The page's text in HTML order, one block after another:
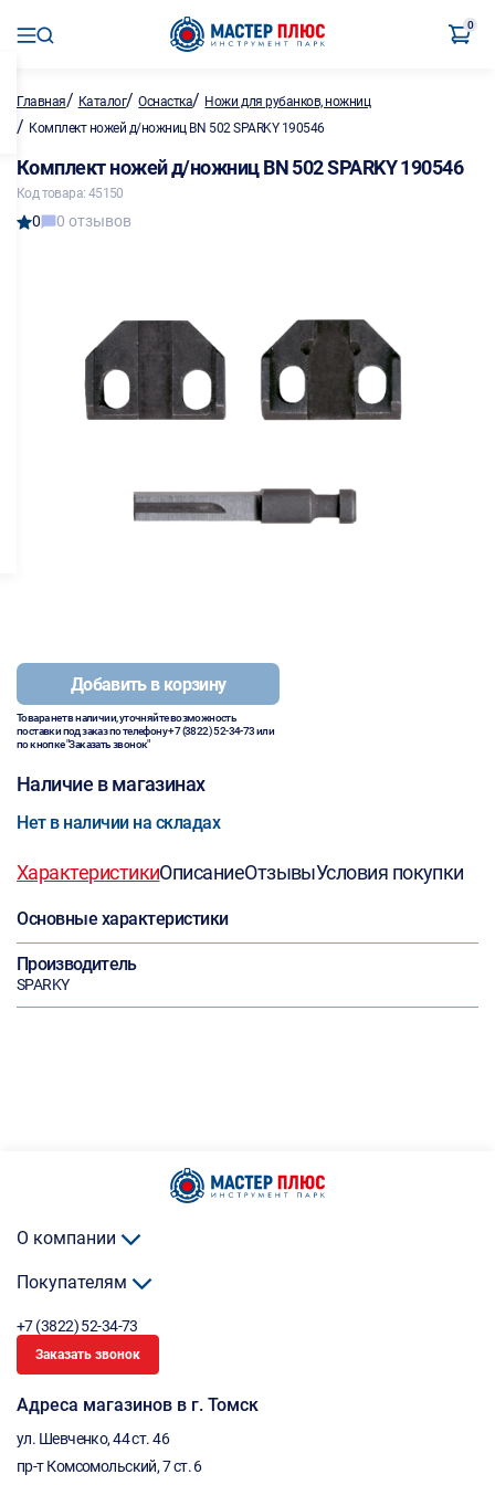
0
Главная/ Каталог/Оснастка/ Ножи для рубанков, ножниц
/ Комплект ножей д/ножниц BN 502 SPARKY 190546
Комплект ножей д/ножниц BN 502 SPARKY 190546
Код товара: 45150
0 0 отзывов
Добавить в корзину
Товара нет в наличии, уточняйте возможность
поставки под заказ по телефону+7 (3822) 52-34-73или
по кнопке "Заказать звонок"
Наличие в магазинах
Нет в наличии на складах
ХарактеристикиОписаниеОтзывыУсловия покупки
Основные характеристики
Производитель
SPARKY
О компании
Покупателям
+7 (3822) 52-34-73
Заказать звонок
Адреса магазинов в г. Томск
ул. Шевченко, 44 ст. 46
пр-т Комсомольский, 7 ст. 6